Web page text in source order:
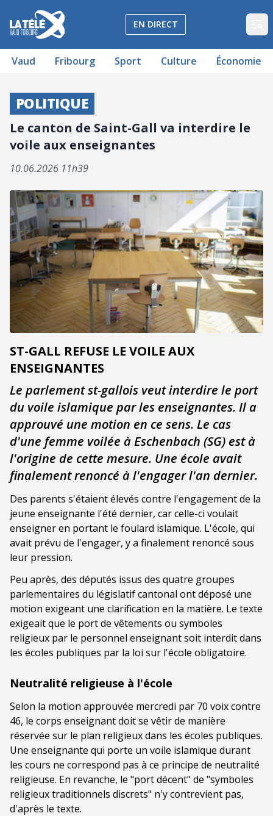
La Télé - Télévision régionale Vaud et Fribourg
EN DIRECT
Vaud Fribourg Sport Culture Économie
POLITIQUE
Le canton de Saint-Gall va interdire le
voile aux enseignantes
10.06.2026 11h39
ST-GALL REFUSE LE VOILE AUX
ENSEIGNANTES
Le parlement st-gallois veut interdire le port
du voile islamique par les enseignantes. Il a
approuvé une motion en ce sens. Le cas
d'une femme voilée à Eschenbach (SG) est à
l'origine de cette mesure. Une école avait
finalement renoncé à l'engager l'an dernier.
Des parents s'étaient élevés contre l'engagement de la
jeune enseignante l'été dernier, car celle-ci voulait
enseigner en portant le foulard islamique. L'école, qui
avait prévu de l'engager, y a finalement renoncé sous
leur pression.
Peu après, des députés issus des quatre groupes
parlementaires du législatif cantonal ont déposé une
motion exigeant une clarification en la matière. Le texte
exigeait que le port de vêtements ou symboles
religieux par le personnel enseignant soit interdit dans
les écoles publiques par la loi sur l'école obligatoire.
Neutralité religieuse à l'école
Selon la motion approuvée mercredi par 70 voix contre
46, le corps enseignant doit se vêtir de manière
réservée sur le plan religieux dans les écoles publiques.
Une enseignante qui porte un voile islamique durant
les cours ne correspond pas à ce principe de neutralité
religieuse. En revanche, le "port décent" de "symboles
religieux traditionnels discrets" n'y contrevient pas,
d'après le texte.